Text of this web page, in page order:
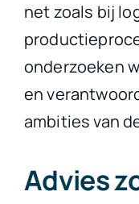
net zoals bij
onderzoeken
en
ambities van
Advies